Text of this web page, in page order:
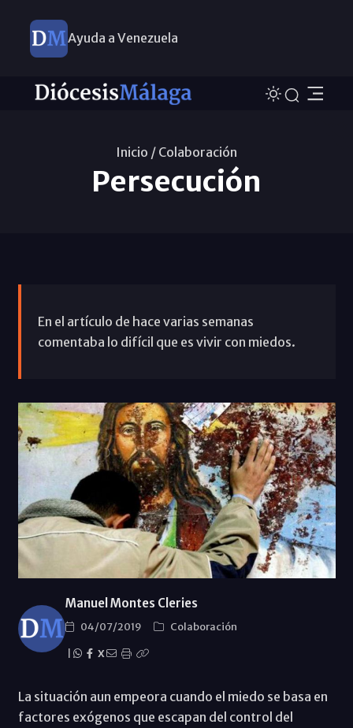
Ayuda a Venezuela
Inicio / Colaboración
Persecución
En el artículo de hace varias semanas
comentaba lo difícil que es vivir con miedos.
Manuel Montes Cleries
04/07/2019
Colaboración
X
La situación aun empeora cuando el miedo se basa en
factores exógenos que escapan del control del